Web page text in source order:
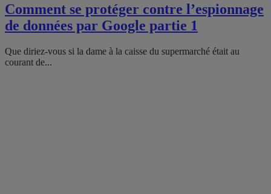
Comment se protéger contre l’espionnage
de données par Google partie 1
Que diriez-vous si la dame à la caisse du supermarché était au
courant de...